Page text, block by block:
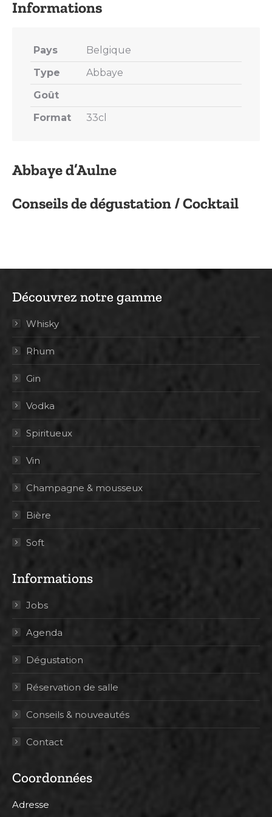
Abbaye d’Aulne
Conseils de dégustation / Cocktail
Pays
Belgique
Type
Abbaye
Goût
Format
33cl
Découvrez notre gamme
Whisky
Rhum
Gin
Vodka
Spiritueux
Vin
Champagne & mousseux
Bière
Soft
Informations
Jobs
Agenda
Dégustation
Réservation de salle
Conseils & nouveautés
Contact
Coordonnées
Adresse